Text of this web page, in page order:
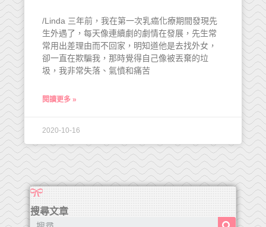
/Linda 三年前，我在第一次乳癌化療期間發現先
生外遇了，每天像連續劇的劇情在發展，先生常
常用出差理由而不回家，明知道他是去找外女，
卻一直在欺騙我，那時覺得自己像被丟棄的垃
圾，我非常失落、氣憤和痛苦
閱讀更多 »
2020-10-16
搜尋文章